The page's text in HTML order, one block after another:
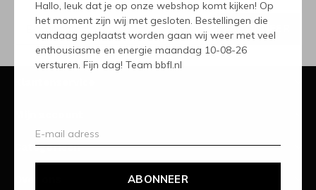
Hallo, leuk dat je op onze webshop komt kijken! Op
het moment zijn wij met gesloten. Bestellingen die
vandaag geplaatst worden gaan wij weer met veel
enthousiasme en energie maandag 10-08-26
versturen. Fijn dag! Team bbfl.nl
ABONNEER
ABONNEER
Categorieën